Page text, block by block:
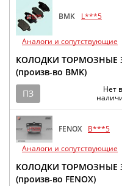
BMK L***5
Аналоги и сопутствующие
КОЛОДКИ ТОРМОЗНЫЕ
(произв-во BMK)
ПЗ
Нет в
FENOX
B***5
Аналоги и сопутствующие
КОЛОДКИ ТОРМОЗНЫЕ
(произв-во FENOX)